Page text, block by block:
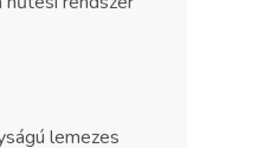
lemezes